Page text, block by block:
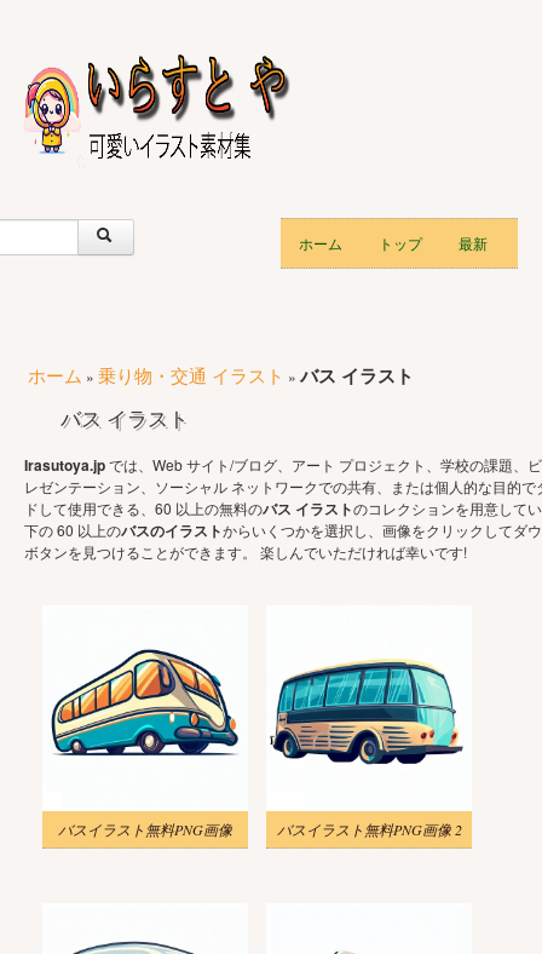
ホーム トップ 最新
ホーム » 乗り物・交通 イラスト » バス イラスト
バス イラスト
Irasutoya.jpでは、Web サイト/ブログ、アート プロジェクト、学校の課題、
レゼンテーション、ソーシャル ネットワークでの共有、または個人的な目的で
ドして使用できる、60 以上の無料のバス イラストのコレクションを用意して
下の 60 以上のバスのイラストからいくつかを選択し、画像をクリックしてダ
ボタンを見つけることができます。 楽しんでいただければ幸いです!
バスイラスト無料PNG画像 バスイラスト無料PNG画像 2